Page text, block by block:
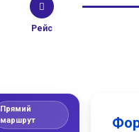
Рейс
Прямий
маршрут